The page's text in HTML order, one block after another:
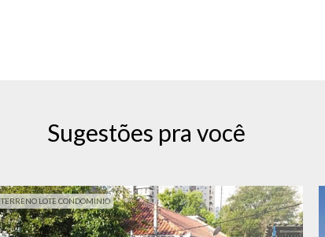
Sugestões pra você
TERRENO LOTE CONDOMINIO